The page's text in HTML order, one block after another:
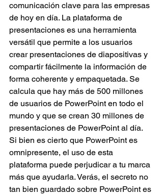
comunicación clave para las empresas
de hoy en día. La plataforma de
presentaciones es una herramienta
versátil que permite a los usuarios
crear presentaciones de diapositivas y
compartir fácilmente la información de
forma coherente y empaquetada. Se
calcula que hay más de 500 millones
de usuarios de PowerPoint en todo el
mundo y que se crean 30 millones de
presentaciones de PowerPoint al día.
Si bien es cierto que PowerPoint es
omnipresente, el uso de esta
plataforma puede perjudicar a tu marca
más que ayudarla. Verás, el secreto no
tan bien guardado sobre PowerPoint es